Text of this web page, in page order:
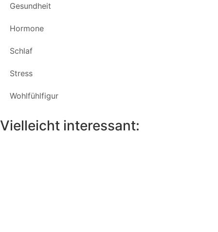
Gesundheit
Hormone
Schlaf
Stress
Wohlfühlfigur
Vielleicht interessant: